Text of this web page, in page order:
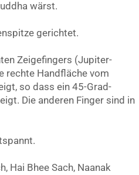
wärst.
gerichtet.
Zeigefingers (Jupiter-
rechte Handfläche vom
so dass ein 45-Grad-
Die anderen Finger sind in
Hai Bhee Sach, Naanak